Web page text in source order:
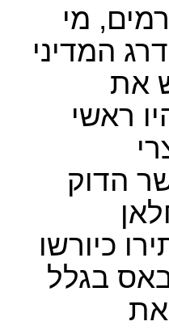
מי
המדיני
את
ראשי
הדוק
כיורשו
בגלל